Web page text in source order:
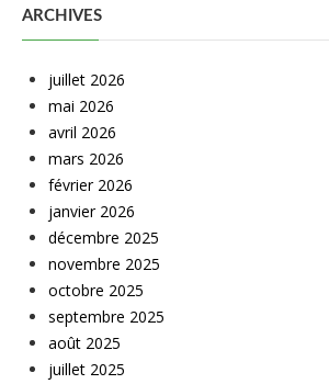
ARCHIVES
juillet 2026
mai 2026
avril 2026
mars 2026
février 2026
janvier 2026
décembre 2025
novembre 2025
octobre 2025
septembre 2025
août 2025
juillet 2025